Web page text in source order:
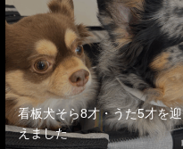
看板犬そら8才・うた5才を迎
えました